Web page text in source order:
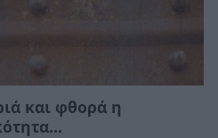
και φθορά η